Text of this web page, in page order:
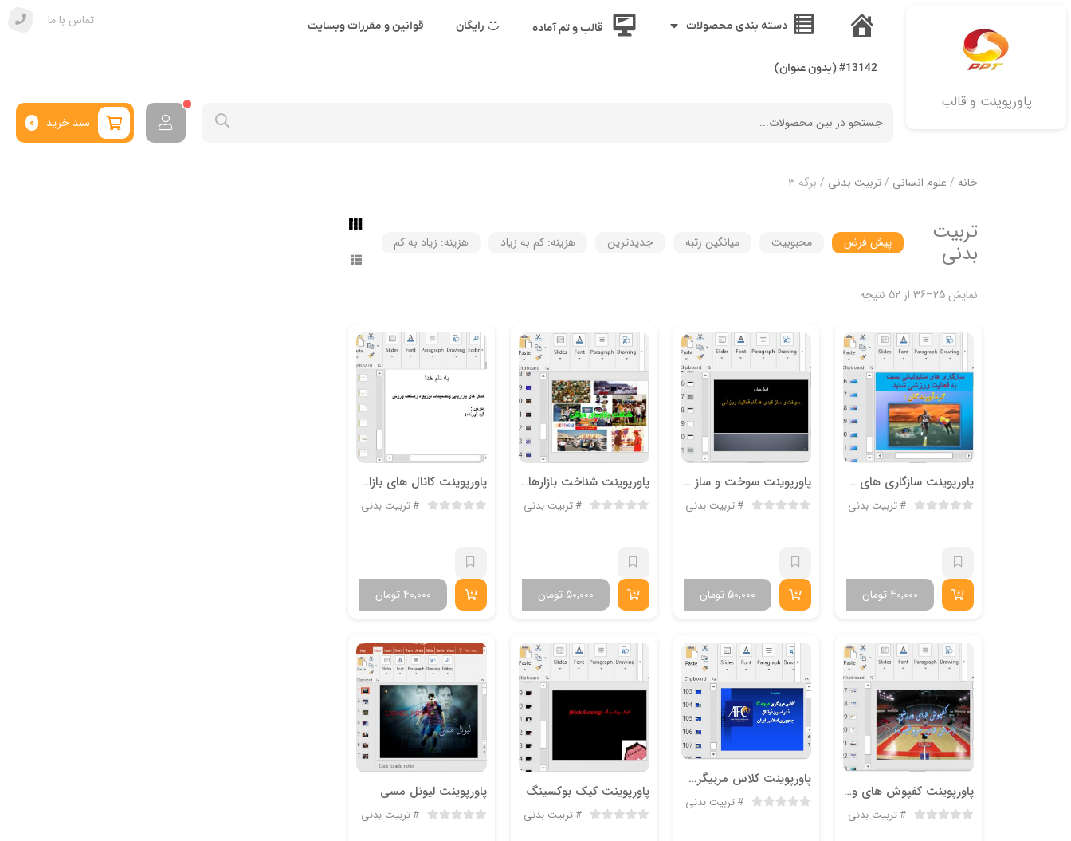
پاورپوینت و قالب
خانه
دسته بندی محصولات قالب و تم آماده رایگان قوانین و مقررات وبسایت
#13142 (بدون عنوان)
تماس با ما
سبد خرید 0
خانه / علوم انسانی /تربیت بدنی / برگه 3
تربیت
بدنی پیش فرض محبوبیت میانگین رتبه جدیدترین هزینه: کم به زیاد هزینه: زیاد به کم
نمایش 25–36 از 52 نتیجه
پاورپوینت سازگاری های متابولیکی نسبت به فعالیت ورزشی شدید
تربیت بدنی
تومان40,000
پاورپوینت سوخت و ساز کبدی هنگام فعالیت ورزشی 32 اسلاید
تربیت بدنی
تومان 50,000
پاورپوینت شناخت بازارهای ورزشی 30 اسلاید
تربیت بدنی
تومان50,000
پاورپوینت کانال های بازاریابی وتصمیمات توزیع در صنعت ورزش
تربیت بدنی
تومان40,000
پاورپوینت کفپوش های ورزشی
تربیت بدنی
پاورپوینت کلاس مربیگری درجه C فدراسیون فوتبال
تربیت بدنی
پاورپوینت کیک بوکسینگ
تربیت بدنی
پاورپوینت لیونل مسی
تربیت بدنی